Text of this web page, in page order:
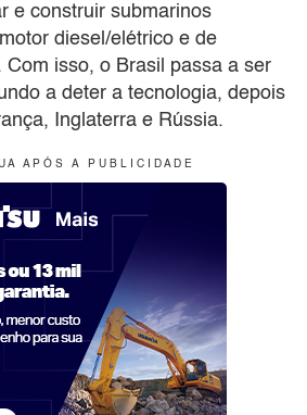
e construir submarinos
diesel/elétrico e de
Com isso, o Brasil passa a ser
a deter a tecnologia, depois
Inglaterra e Rússia.
A A P Ó S A P U B L I C I D A D E